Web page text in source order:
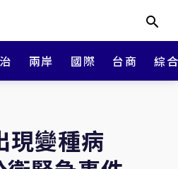
兩岸 國際 台商 綜
現變種病